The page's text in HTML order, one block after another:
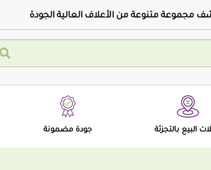
مجموعة متنوعة من الأعلاف العالية الجودة
البيع بالتجزئة جودة مضمونة